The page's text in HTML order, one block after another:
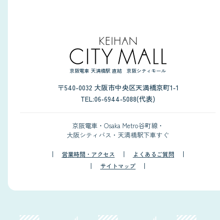
京阪電車 天満橋駅 直結 京阪シティモール
〒540-0032 大阪市中央区天満橋京町1-1
TEL:06-6944-5088(代表)
京阪電車・Osaka Metro谷町線・
大阪シティバス・天満橋駅下車すぐ
営業時間・アクセス
よくあるご質問
サイトマップ